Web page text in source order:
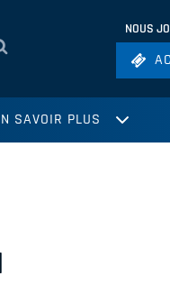
NOUS
SAVOIR PLUS